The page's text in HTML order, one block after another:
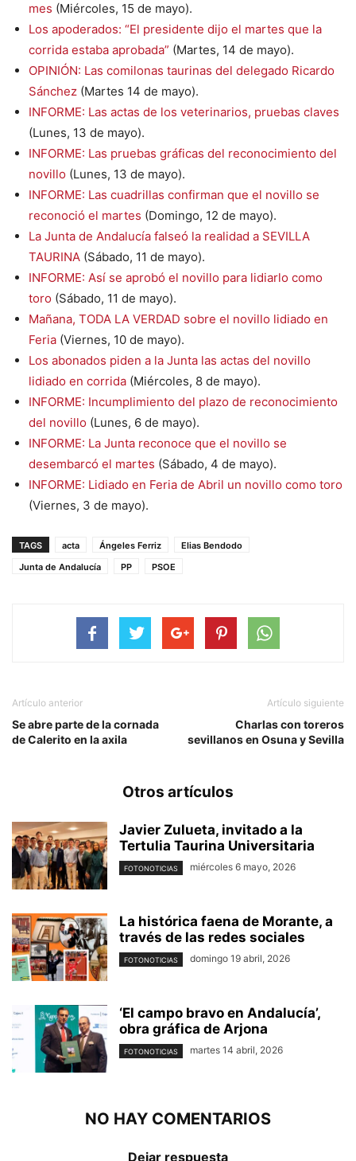
mes (Miércoles, 15 de mayo).
Los apoderados: “El presidente dijo el martes que la
corrida estaba aprobada” (Martes, 14 de mayo).
OPINIÓN: Las comilonas taurinas del delegado Ricardo
Sánchez (Martes 14 de mayo).
INFORME: Las actas de los veterinarios, pruebas claves
(Lunes, 13 de mayo).
INFORME: Las pruebas gráficas del reconocimiento del
novillo (Lunes, 13 de mayo).
INFORME: Las cuadrillas confirman que el novillo se
reconoció el martes (Domingo, 12 de mayo).
La Junta de Andalucía falseó la realidad a SEVILLA
TAURINA (Sábado, 11 de mayo).
INFORME: Así se aprobó el novillo para lidiarlo como
toro (Sábado, 11 de mayo).
Mañana, TODA LA VERDAD sobre el novillo lidiado en
Feria (Viernes, 10 de mayo).
Los abonados piden a la Junta las actas del novillo
lidiado en corrida (Miércoles, 8 de mayo).
INFORME: Incumplimiento del plazo de reconocimiento
del novillo (Lunes, 6 de mayo).
INFORME: La Junta reconoce que el novillo se
desembarcó el martes (Sábado, 4 de mayo).
INFORME: Lidiado en Feria de Abril un novillo como toro
(Viernes, 3 de mayo).
TAGS acta Ángeles Ferriz
Elias Bendodo
Junta de Andalucía
PP PSOE
Artículo anterior
Se abre parte de la cornada
de Calerito en la axila
Artículo siguiente
Charlas con toreros
sevillanos en Osuna y Sevilla
Otros artículos
Javier Zulueta, invitado a la
Tertulia Taurina Universitaria
FOTONOTICIAS miércoles 6 mayo, 2026
La histórica faena de Morante, a
través de las redes sociales
FOTONOTICIAS domingo 19 abril, 2026
‘El campo bravo en Andalucía’,
obra gráfica de Arjona
FOTONOTICIAS martes 14 abril, 2026
NO HAY COMENTARIOS
Dejar respuesta